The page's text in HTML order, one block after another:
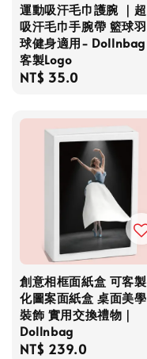
運動吸汗毛巾護腕 ｜超
吸汗毛巾手腕帶 籃球羽
球健身適用- Dollnbag
客製Logo
Regular
NT$ 35.0
創意相框面紙盒 可客製
化圖案面紙盒 桌面美學
裝飾 實用交換禮物｜
Dollnbag
Regular
NT$ 239.0